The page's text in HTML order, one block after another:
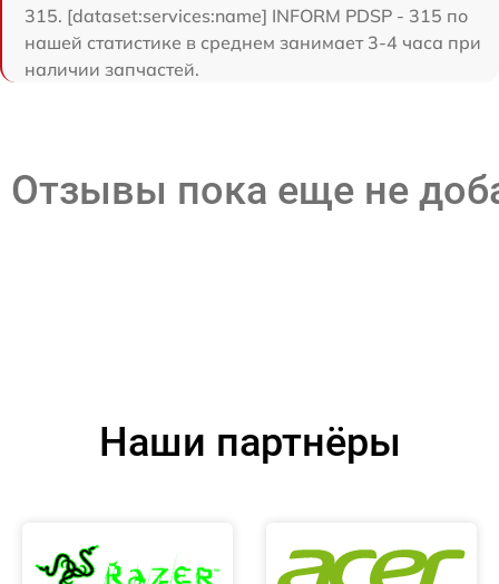
315. [dataset:services:name] INFORM PDSP - 315 по
нашей статистике в среднем занимает 3-4 часа при
наличии запчастей.
Отзывы пока еще не
Наши партнёры